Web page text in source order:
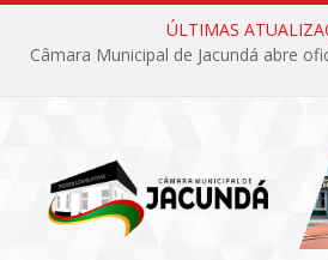
ÚLTIMAS